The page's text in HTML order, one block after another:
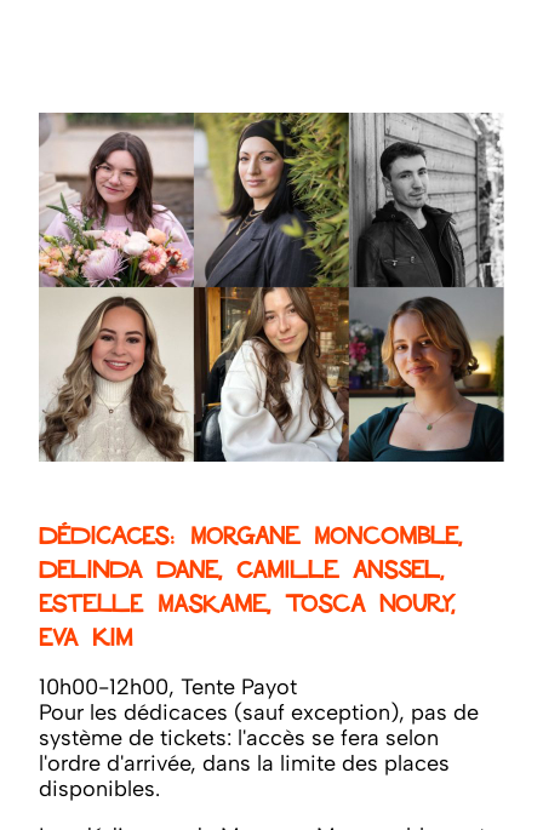
Dédicaces: Morgane Moncomble,
Delinda Dane, Camille Anssel,
Estelle Maskame, Tosca Noury,
Eva Kim
10h00-12h00, Tente Payot
Pour les dédicaces (sauf exception), pas de
système de tickets: l'accès se fera selon
l'ordre d'arrivée, dans la limite des places
disponibles.